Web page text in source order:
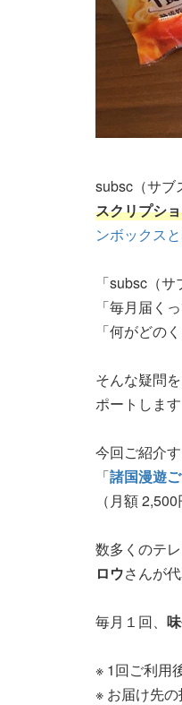
subsc（サブ
スクリプシ
ンボックス
「subsc（
「毎月届く
「何がどの
そんな疑問
ポートします
今回ご紹介
「諸国漫遊
（月額
数多くのテ
ロウさんが
毎月１回、
※ 1回ご利用
※ お届け先の